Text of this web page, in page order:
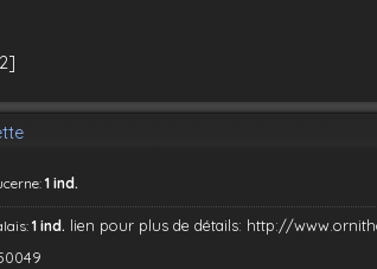
1 ind.
1 ind. lien pour plus de détails: http://